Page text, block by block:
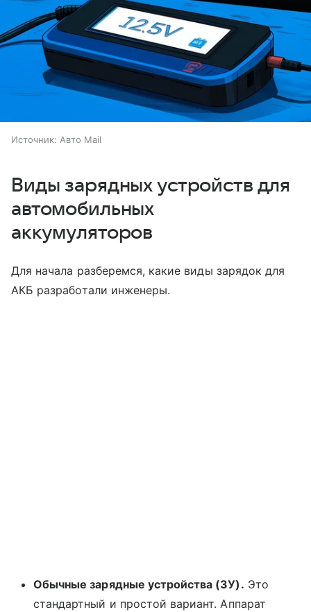
Источник: Авто Mail
Виды зарядных устройств для
автомобильных
аккумуляторов
Для начала разберемся, какие виды зарядок для
АКБ разработали инженеры.
Обычные зарядные устройства (ЗУ). Это
стандартный и простой вариант. Аппарат